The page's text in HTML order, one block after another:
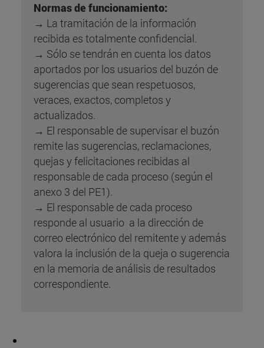
Normas de funcionamiento:
→ La tramitación de la información
recibida es totalmente confidencial.
→ Sólo se tendrán en cuenta los datos
aportados por los usuarios del buzón de
sugerencias que sean respetuosos,
veraces, exactos, completos y
actualizados.
→ El responsable de supervisar el buzón
remite las sugerencias, reclamaciones,
quejas y felicitaciones recibidas al
responsable de cada proceso (según el
anexo 3 del PE1).
→ El responsable de cada proceso
responde al usuario a la dirección de
correo electrónico del remitente y además
valora la inclusión de la queja o sugerencia
en la memoria de análisis de resultados
correspondiente.